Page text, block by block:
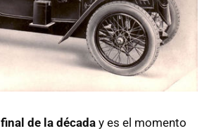
final de la década y es el momento